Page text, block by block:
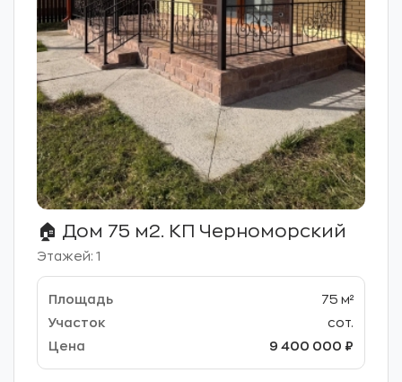
🏠 Дом 75 м2. КП Черноморский
Этажей: 1
75 м²
сот.
9 400 000 ₽